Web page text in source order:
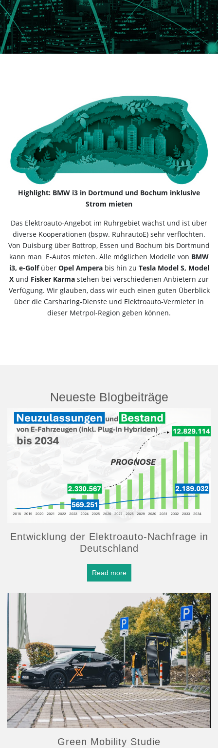
Highlight: BMW i3 in Dortmund und Bochum inklusive
Strom mieten
Das Elektroauto-Angebot im Ruhrgebiet wächst und ist über
diverse Kooperationen (bspw. RuhrautoE) sehr verflochten.
Von Duisburg über Bottrop, Essen und Bochum bis Dortmund
kann man E-Autos mieten. Alle möglichen Modelle von BMW
i3, e-Golfüber Opel Amperabis hin zu Tesla Model S, Model
X und Fisker Karma stehen bei verschiedenen Anbietern zur
Verfügung. Wir glauben, dass wir euch einen guten Überblick
über die Carsharing-Dienste und Elektroauto-Vermieter in
dieser Metrpol-Region geben können.
Neueste Blogbeiträge
Entwicklung der Elektroauto-Nachfrage in
Deutschland
Read more
Green Mobility Studie